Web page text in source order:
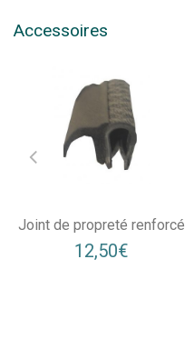
Accessoires
Joint de propreté renforcé
12,50€